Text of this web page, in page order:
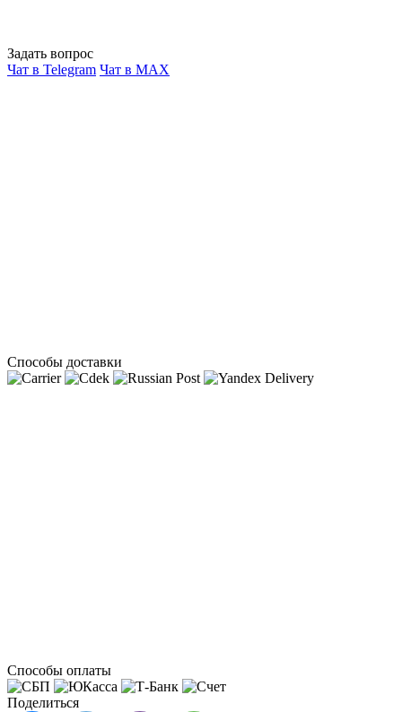
Задать вопрос
Чат в Telegram Чат в MAX
Способы доставки
Способы оплаты
Поделиться